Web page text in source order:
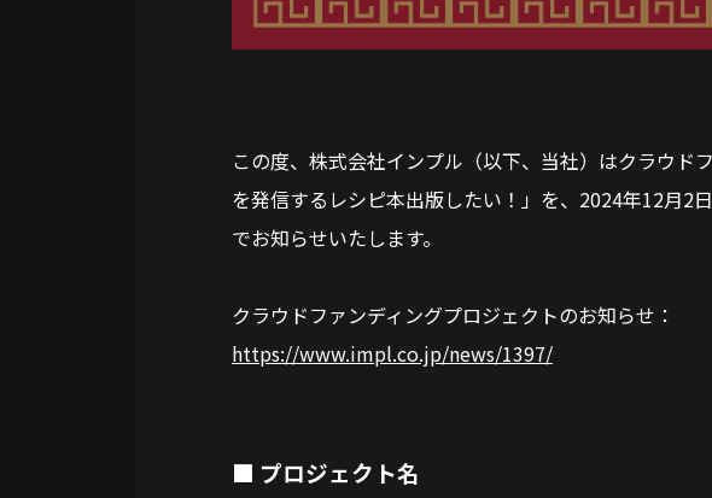
この度、株式会社インプル（以下、当社）はクラウド
を発信するレシピ本出版したい！ 」を、2024年12月2
でお知らせいたします。
クラウドファンディングプロジェクトのお知らせ：
https://www.impl.co.jp/news/1397/
■ プロジェクト名